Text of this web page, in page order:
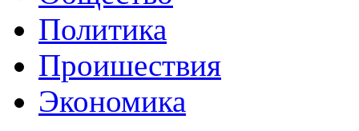
Политика
Проишествия
Экономика